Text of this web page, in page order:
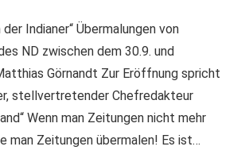
Indianer“ Übermalungen von
ND zwischen dem 30.9. und
Görnandt Zur Eröffnung spricht
stellvertretender Chefredakteur
Wenn man Zeitungen nicht mehr
man Zeitungen übermalen! Es ist…